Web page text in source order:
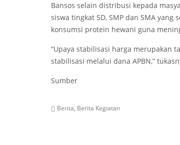
Bansos selain distribusi kepada
siswa tingkat SD, SMP dan SMA
konsumsi protein hewani guna
“Upaya stabilisasi harga merupakan
stabilisasi melalui dana APBN,”
Sumber
Berita, Berita Kegiatan